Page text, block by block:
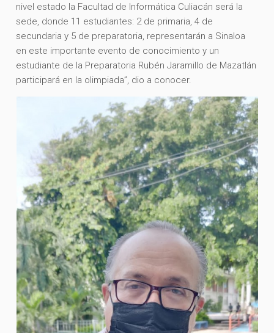
nivel estado la Facultad de Informática Culiacán será la
sede, donde 11 estudiantes: 2 de primaria, 4 de
secundaria y 5 de preparatoria, representarán a Sinaloa
en este importante evento de conocimiento y un
estudiante de la Preparatoria Rubén Jaramillo de Mazatlán
participará en la olimpiada”, dio a conocer.